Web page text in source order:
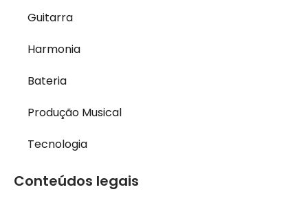
Guitarra
Harmonia
Bateria
Produção Musical
Tecnologia
Conteúdos legais